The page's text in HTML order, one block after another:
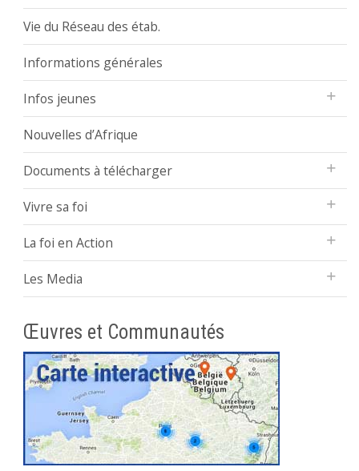
Vie du Réseau des étab.
Informations générales
Infos jeunes
Nouvelles d’Afrique
Documents à télécharger
Vivre sa foi
La foi en Action
Les Media
Œuvres et Communautés